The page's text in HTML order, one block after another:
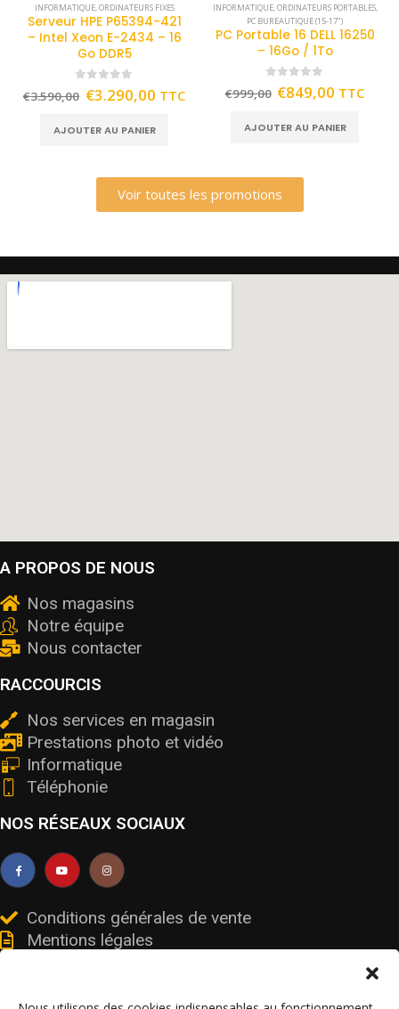
INFORMATIQUE,ORDINATEURS FIXES
Serveur HPE P65394-421
– Intel Xeon E-2434 – 16
Go DDR5
out of 5
€3.590,00 €3.290,00 TTC
AJOUTER AU PANIER
INFORMATIQUE,ORDINATEURS PORTABLES,
PC BUREAUTIQUE (15-17")
PC Portable 16 DELL 16250
– 16Go / 1To
out of 5
€999,00 €849,00 TTC
AJOUTER AU PANIER
Voir toutes les promotions
A PROPOS DE NOUS
Nos magasins
Notre équipe
Nous contacter
RACCOURCIS
Nos services en magasin
Prestations photo et vidéo
Informatique
Téléphonie
NOS RÉSEAUX SOCIAUX
Conditions générales de vente
Mentions légales